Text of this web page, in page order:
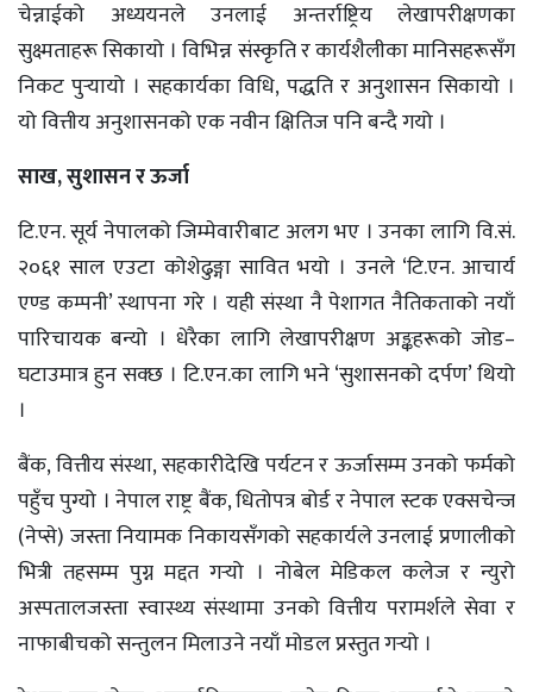
चेन्नाईको अध्ययनले उनलाई अन्तर्राष्ट्रिय लेखापरीक्षणका
सुक्ष्मताहरू सिकायो । विभिन्न संस्कृति र कार्यशैलीका मानिसहरूसँग
निकट पुर्‍यायो । सहकार्यका विधि, पद्धति र अनुशासन सिकायो ।
यो वित्तीय अनुशासनको एक नवीन क्षितिज पनि बन्दै गयो ।
साख, सुशासन र ऊर्जा
टि.एन. सूर्य नेपालको जिम्मेवारीबाट अलग भए । उनका लागि वि.सं.
२०६१ साल एउटा कोशेढुङ्गा सावित भयो । उनले ‘टि.एन. आचार्य
एण्ड कम्पनी’ स्थापना गरे । यही संस्था नै पेशागत नैतिकताको नयाँ
पारिचायक बन्यो । धेरैका लागि लेखापरीक्षण अङ्कहरूको जोड–
घटाउमात्र हुन सक्छ । टि.एन.का लागि भने ‘सुशासनको दर्पण’ थियो
।
बैंक, वित्तीय संस्था, सहकारीदेखि पर्यटन र ऊर्जासम्म उनको फर्मको
पहुँच पुग्यो । नेपाल राष्ट्र बैंक, धितोपत्र बोर्ड र नेपाल स्टक एक्सचेन्ज
(नेप्से) जस्ता नियामक निकायसँगको सहकार्यले उनलाई प्रणालीको
भित्री तहसम्म पुग्न मद्दत गर्‍यो । नोबेल मेडिकल कलेज र न्युरो
अस्पतालजस्ता स्वास्थ्य संस्थामा उनको वित्तीय परामर्शले सेवा र
नाफाबीचको सन्तुलन मिलाउने नयाँ मोडल प्रस्तुत गर्‍यो ।